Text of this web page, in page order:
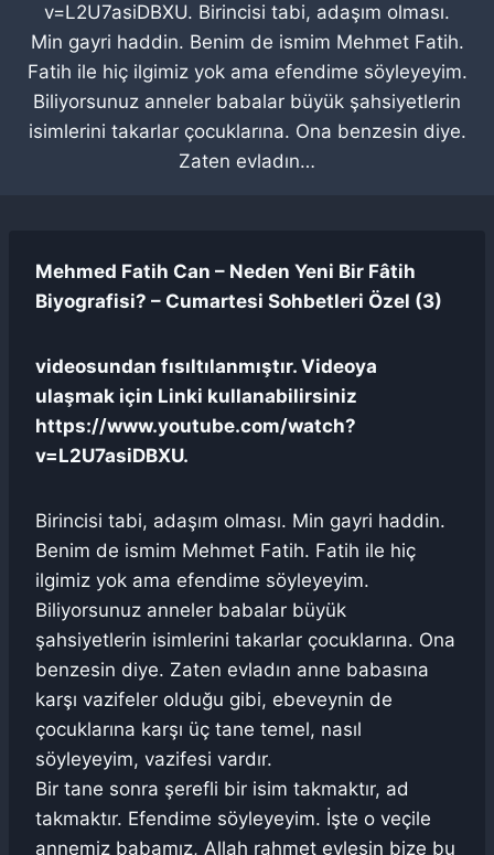
v=L2U7asiDBXU. Birincisi tabi, adaşım olması.
Min gayri haddin. Benim de ismim Mehmet Fatih.
Fatih ile hiç ilgimiz yok ama efendime söyleyeyim.
Biliyorsunuz anneler babalar büyük şahsiyetlerin
isimlerini takarlar çocuklarına. Ona benzesin diye.
Zaten evladın…
Mehmed Fatih Can – Neden Yeni Bir Fâtih
Biyografisi? – Cumartesi Sohbetleri Özel (3)
videosundan fısıltılanmıştır. Videoya
ulaşmak için Linki kullanabilirsiniz
https://www.youtube.com/watch?
v=L2U7asiDBXU.
Birincisi tabi, adaşım olması. Min gayri haddin.
Benim de ismim Mehmet Fatih. Fatih ile hiç
ilgimiz yok ama efendime söyleyeyim.
Biliyorsunuz anneler babalar büyük
şahsiyetlerin isimlerini takarlar çocuklarına. Ona
benzesin diye. Zaten evladın anne babasına
karşı vazifeler olduğu gibi, ebeveynin de
çocuklarına karşı üç tane temel, nasıl
söyleyeyim, vazifesi vardır.
Bir tane sonra şerefli bir isim takmaktır, ad
takmaktır. Efendime söyleyeyim. İşte o veçile
annemiz babamız, Allah rahmet eylesin bize bu